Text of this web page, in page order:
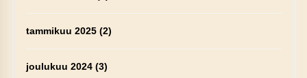
tammikuu 2025(2)
joulukuu 2024(3)